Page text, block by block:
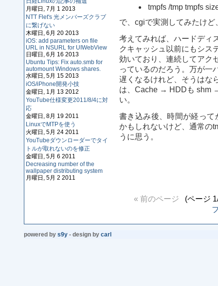
月曜日, 7月 1 2013
NTT Flet's 光メンバーズクラブ
に繋げない
木曜日, 6月 20 2013
iOS: add parameters on file
URL in NSURL for UIWebView
日曜日, 6月 16 2013
Ubuntu Tips: Fix auto.smb for
automount Windows shares.
水曜日, 5月 15 2013
iOS/iPhone開発小技
金曜日, 1月 13 2012
YouTube仕様変更2011/8/4に対
応
金曜日, 8月 19 2011
LinuxでMTPを使う
火曜日, 5月 24 2011
YouTubeダウンローダーでタイ
トルが取れないのを修正
金曜日, 5月 6 2011
Decreasing number of the
wallpaper distributing system
月曜日, 5月 2 2011
tmpfs /tmp tmpfs
で、cgiで実測してみたけ
考えてみれば、ハードディ
クキャッシュ以前にもシス
効いており、連続してアク
っているのだろう。万が一
遅くなるけれど、そうはな
は、Cache → HDDも shm
い。
書き込み後、時間が経っ
かもしれないけど、通常の
うに思う。
« 前のページ (ページ
powered by s9y - design by carl